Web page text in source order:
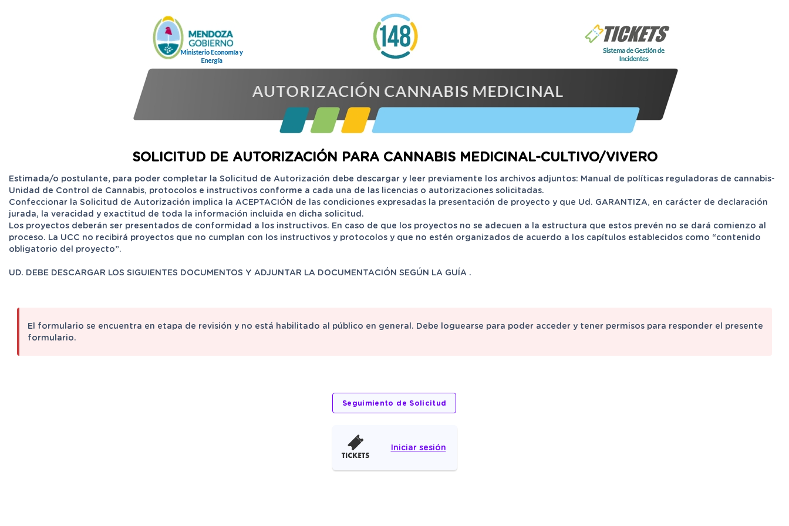
SOLICITUD DE AUTORIZACIÓN PARA CANNABIS MEDICINAL-CULTIVO/VIVERO
Estimada/o postulante, para poder completar la Solicitud de Autorización debe descargar y leer previamente los archivos adjuntos: Manual de políticas reguladoras de cannabis-
Unidad de Control de Cannabis, protocolos e instructivos conforme a cada una de las licencias o autorizaciones solicitadas.
Confeccionar la Solicitud de Autorización implica la ACEPTACIÓN de las condiciones expresadas la presentación de proyecto y que Ud. GARANTIZA, en carácter de declaración
jurada, la veracidad y exactitud de toda la información incluida en dicha solicitud.
Los proyectos deberán ser presentados de conformidad a los instructivos. En caso de que los proyectos no se adecuen a la estructura que estos prevén no se dará comienzo al
proceso. La UCC no recibirá proyectos que no cumplan con los instructivos y protocolos y que no estén organizados de acuerdo a los capítulos establecidos como “contenido
obligatorio del proyecto”.
UD. DEBE DESCARGAR LOS SIGUIENTES DOCUMENTOS Y ADJUNTAR LA DOCUMENTACIÓN SEGÚN LA GUÍA .
El formulario se encuentra en etapa de revisión y no está habilitado al público en general. Debe loguearse para poder acceder y tener permisos para responder el presente
formulario.
Iniciar sesión